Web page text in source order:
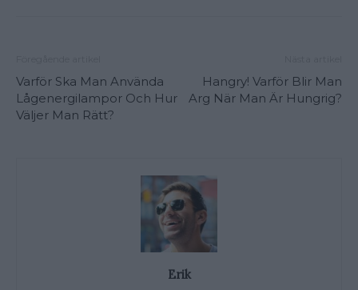
Varför Ska Man Använda
Lågenergilampor Och Hur
Väljer Man Rätt?
Hangry! Varför Blir Man
Arg När Man Är Hungrig?
Erik